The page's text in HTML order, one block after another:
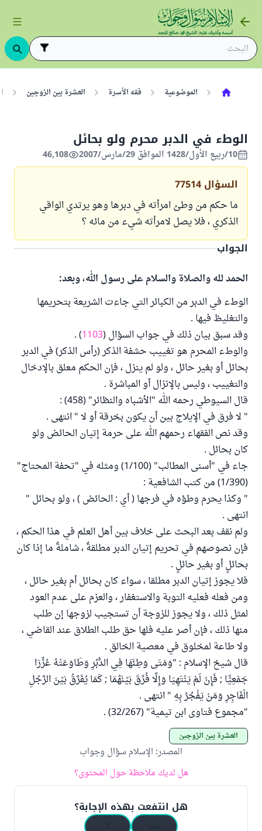
الموضوعية فقه الأسرة العشرة بين الزوجين
الوطء في الدبر محرم ولو بحائل
10/ربيع الأول/1428 الموافق 29/مارس/2007 46,108
السؤال 77514
ما حكم من وطئ امرأته في دبرها وهو يرتدي الواقي
الذكري ، فلا يصل لامرأته شيء من مائه ؟
الجواب
الحمد لله والصلاة والسلام على رسول الله، وبعد:
الوطء في الدبر من الكبائر التي جاءت الشريعة بتحريمها
والتغليظ فيها .
وقد سبق بيان ذلك في جواب السؤال (1103
) .
والوطء المحرم هو تغييب حشفة الذكر (رأس الذكر) في الدبر
بحائل أو بغير حائل ، ولو لم ينزل ، فإن الحكم معلق بالإدخال
والتغييب ، وليس بالإنزال أو المباشرة .
قال السيوطي رحمه الله "الأشباه والنظائر" (458) :
" لا فرق في الإيلاج بين أن يكون بخرقة أو لا " انتهى .
وقد نص الفقهاء رحمهم الله على حرمة إتيان الحائض ولو
كان بحائل .
جاء في "أسنى المطالب" (1/100) ومثله في "تحفة المحتاج"
(1/390) من كتب الشافعية :
" وكذا يحرم وطؤه في فرجها ( أي : الحائض ) ، ولو بحائل "
انتهى .
ولم نقف بعد البحث على خلاف بين أهل العلم في هذا الحكم ،
فإن نصوصهم في تحريم إتيان الدبر مطلقةٌ ، شاملةٌ ما إذا كان
بحائلٍ أو بغير حائلٍ .
فلا يجوز إتيان الدبر مطلقا ، سواء كان بحائل أم بغير حائل ،
ومن فعله فعليه التوبة والاستغفار ، والعزم على عدم العود
لمثل ذلك ، ولا يجوز للزوجة أن تستجيب لزوجها إن طلب
منها ذلك ، فإن أصر عليه فلها حق طلب الطلاق عند القاضي ،
ولا طاعة لمخلوق في معصية الخالق .
قال شيخ الإسلام : "وَمَتَى وَطِئَهَا فِي الدُّبُرِ وَطَاوَعَتْهُ عُزِّرَا
جَمْعِيًّا ; فَإِنْ لَمْ يَنْتَهِيَا وَإِلَّا فُرِّقَ بَيْنَهُمَا ; كَمَا يُفَرَّقُ بَيْنَ الرَّجُلِ
الْفَاجِرِ وَمَنْ يَفْجُرُ بِهِ " انتهى .
"مجموع فتاوى ابن تيمية" (32/267) .
العشرة بين الزوجين
المصدر: الإسلام سؤال وجواب
هل لديك ملاحظة حول المحتوى؟
هل انتفعت بهذه الإجابة؟